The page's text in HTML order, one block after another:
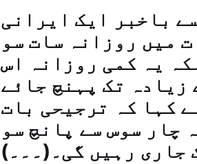
باخبر ایک ایرانی
میں روزانہ سات سو
یہ کمی روزانہ اس
زیادہ تک پہنچ جائے
کہا کہ ترجیحی بات
چار سوس سے پانچ سو
جاری رہیں گی۔(۔۔۔)